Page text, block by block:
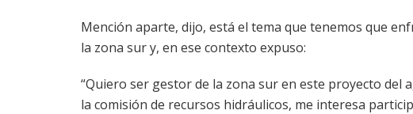
Mención aparte, dijo, está el tema que tenemos que
la zona sur y, en ese contexto expuso:
“Quiero ser gestor de la zona sur en este proyecto del
la comisión de recursos hidráulicos, me interesa